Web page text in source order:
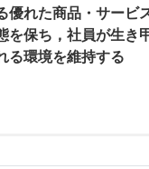
優れた商品・サービ
を保ち，社員が生き
る環境を維持する